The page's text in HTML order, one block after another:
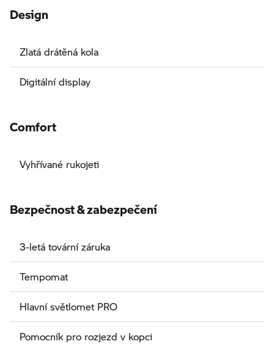
Design
Zlatá drátěná kola
Digitální display
Comfort
Vyhřívané rukojeti
Bezpečnost & zabezpečení
3-letá tovární záruka
Tempomat
Hlavní světlomet PRO
Pomocník pro rozjezd v kopci